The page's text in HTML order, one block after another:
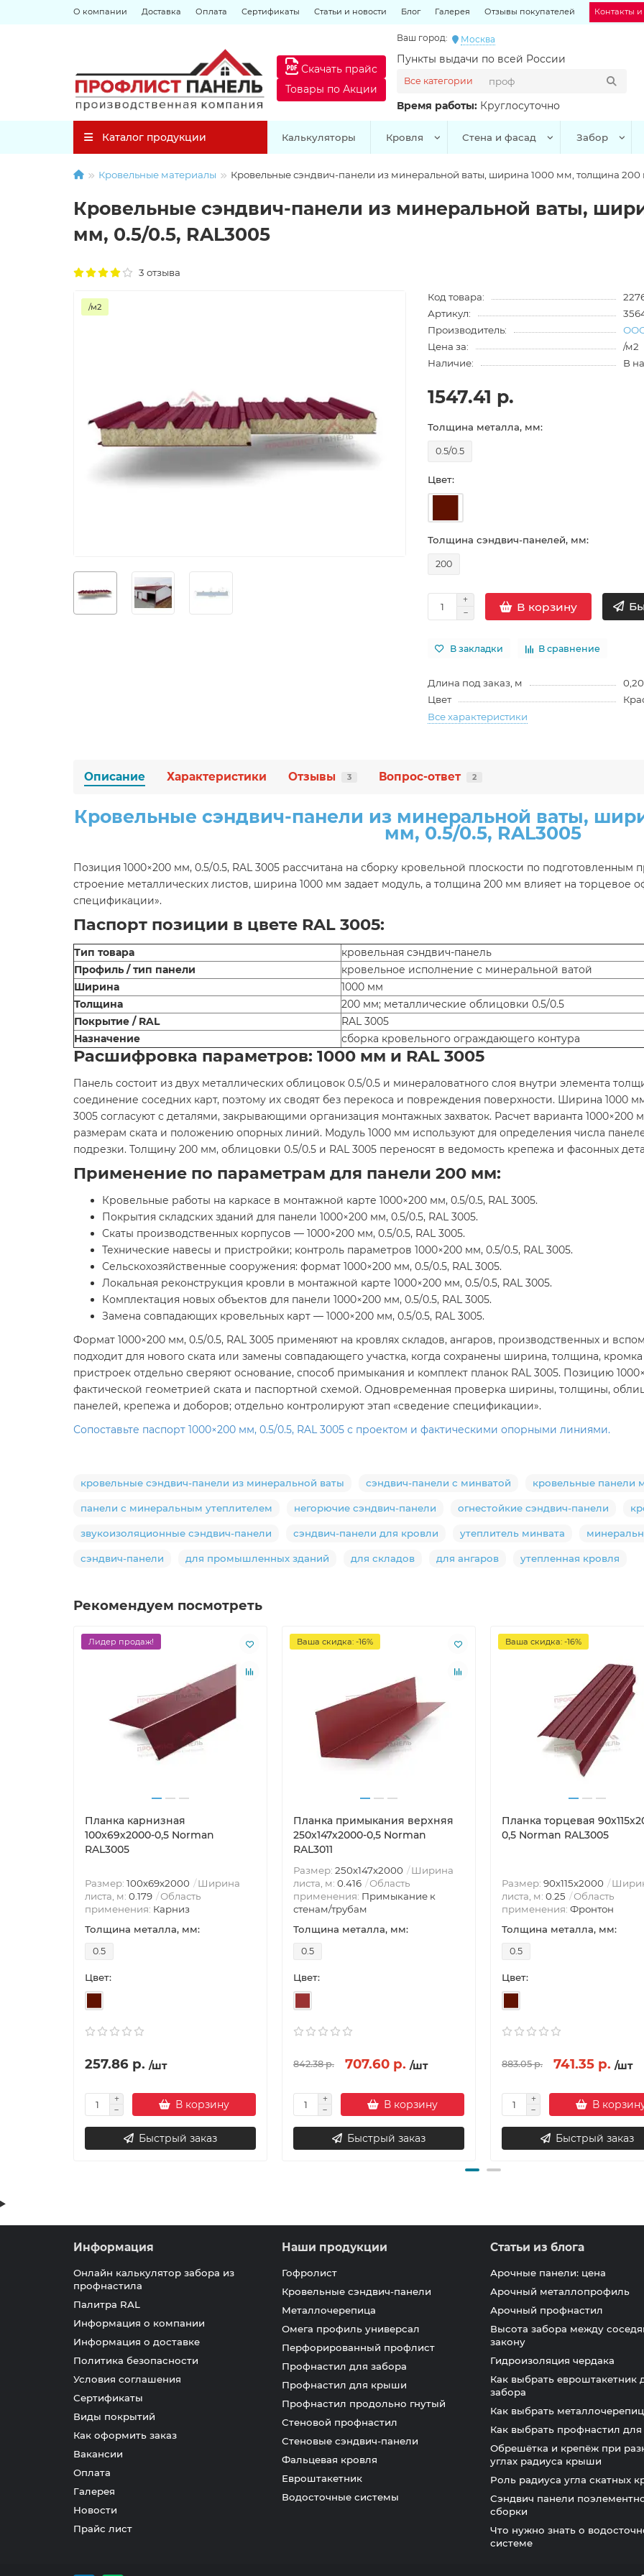
О компании Доставка Оплата Сертификаты Статьи и новости Блог Галерея Отзывы покупателей Контакты
Ваш город: Москва
Пункты выдачи по всей России
Время работы: Круглосуточно
Все категории
Скачать прайс
Товары по Акции
Каталог продукции Калькуляторы Кровля Стена и фасад Забор
Кровельные материалы Кровельные сэндвич-панели из минеральной ваты, ширина 1000 мм, толщина 200
Кровельные сэндвич-панели из минеральной ваты,
мм, 0.5/0.5, RAL3005
3 отзыва
/м2
Код товара:
Артикул:
Производитель:
ООО
Цена за:
/м2
Наличие:
В
1547.41 р.
Толщина металла, мм:
0.5/0.5
Цвет:
Толщина сэндвич-панелей, мм:
200
В корзину
В закладки В сравнение
Длина под заказ, м
Цвет
Все характеристики
Описание Характеристики Отзывы 3 Вопрос-ответ 2
Кровельные сэндвич-панели из минеральной ваты,
мм, 0.5/0.5, RAL3005
Позиция 1000×200 мм, 0.5/0.5, RAL 3005 рассчитана на сборку кровельной плоскости по
строение металлических листов, ширина 1000 мм задает модуль, а толщина 200 мм влияет на торцевое
спецификации».
Паспорт позиции в цвете RAL 3005:
Тип товара
кровельная сэндвич-панель
Профиль / тип панели
кровельное исполнение с минеральной ватой
Ширина
1000 мм
Толщина
200 мм; металлические облицовки 0.5/0.5
Покрытие / RAL
RAL 3005
Назначение
сборка кровельного ограждающего контура
Расшифровка параметров: 1000 мм и RAL 3005
Панель состоит из двух металлических облицовок 0.5/0.5 и минераловатного слоя внутри элемента
соединение соседних карт, поэтому их сводят без перекоса и повреждения поверхности. Ширина 1000
3005 согласуют с деталями, закрывающими организация монтажных захваток. Расчет варианта 1000×200
размерам ската и положению опорных линий. Модуль 1000 мм используют для определения числа
подрезки. Толщину 200 мм, облицовки 0.5/0.5 и RAL 3005 переносят в ведомость крепежа и фасонных
Применение по параметрам для панели 200 мм:
Кровельные работы на каркасе в монтажной карте 1000×200 мм, 0.5/0.5, RAL 3005.
Покрытия складских зданий для панели 1000×200 мм, 0.5/0.5, RAL 3005.
Скаты производственных корпусов — 1000×200 мм, 0.5/0.5, RAL 3005.
Технические навесы и пристройки; контроль параметров 1000×200 мм, 0.5/0.5, RAL 3005.
Сельскохозяйственные сооружения: формат 1000×200 мм, 0.5/0.5, RAL 3005.
Локальная реконструкция кровли в монтажной карте 1000×200 мм, 0.5/0.5, RAL 3005.
Комплектация новых объектов для панели 1000×200 мм, 0.5/0.5, RAL 3005.
Замена совпадающих кровельных карт — 1000×200 мм, 0.5/0.5, RAL 3005.
Формат 1000×200 мм, 0.5/0.5, RAL 3005 применяют на кровлях складов, ангаров, производственных и
подходит для нового ската или замены совпадающего участка, когда сохранены ширина, толщина,
пристроек отдельно сверяют основание, способ примыкания и комплект планок RAL 3005. Позицию
фактической геометрией ската и паспортной схемой. Одновременная проверка ширины, толщины,
панелей, крепежа и доборов; отдельно контролируют этап «сведение спецификации».
Сопоставьте паспорт 1000×200 мм, 0.5/0.5, RAL 3005 с проектом и фактическими опорными линиями.
кровельные сэндвич-панели из минеральной ваты сэндвич-панели с минватой кровельные панели
панели с минеральным утеплителем негорючие сэндвич-панели огнестойкие сэндвич-панели
звукоизоляционные сэндвич-панели сэндвич-панели для кровли утеплитель минвата
сэндвич-панели для промышленных зданий для складов для ангаров утепленная кровля
Рекомендуем посмотреть
Лидер продаж!
Планка карнизная
100х69х2000-0,5 Norman
RAL3005
Размер: 100х69х2000
Ширина
листа, м: 0.179
Область
применения: Карниз
Толщина металла, мм:
0.5
Цвет:
257.86 р. /шт
В корзину
Быстрый заказ
Ваша скидка: -16%
Планка примыкания верхняя
250х147х2000-0,5 Norman
RAL3011
Размер: 250х147х2000
Ширина
листа, м: 0.416
Область
применения: Примыкание к
стенам/трубам
Толщина металла, мм:
0.5
Цвет:
842.38 р. 707.60 р. /шт
В корзину
Быстрый заказ
Ваша скидка: -16%
Планка торцевая
0,5 Norman RAL3005
Размер: 90х115х2000
листа, м: 0.25
Область
применения: Фронтон
Толщина металла, мм:
0.5
Цвет:
883.05 р. 741.35 р. /шт
В
Быстрый заказ
Информация
Онлайн калькулятор забора из
профнастила
Палитра RAL
Информация о компании
Информация о доставке
Политика безопасности
Условия соглашения
Сертификаты
Виды покрытий
Как оформить заказ
Вакансии
Оплата
Галерея
Новости
Прайс лист
Наши продукции
Гофролист
Кровельные сэндвич-панели
Металлочерепица
Омега профиль универсал
Перфорированный профлист
Профнастил для забора
Профнастил для крыши
Профнастил продольно гнутый
Стеновой профнастил
Стеновые сэндвич-панели
Фальцевая кровля
Евроштакетник
Водосточные системы
Статьи из блога
Арочные панели: цена
Арочный металлопрофиль
Арочный профнастил
Высота забора между
закону
Гидроизоляция чердака
Как выбрать евроштакетник
забора
Как выбрать
Как выбрать профнастил
Обрешётка и крепёж при
углах радиуса крыши
Роль радиуса угла скатных
Сэндвич панели
сборки
Что нужно знать о
системе